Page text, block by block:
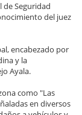
de Seguridad
del juez
encabezado por
y la
Ayala.
como "Las
en diversos